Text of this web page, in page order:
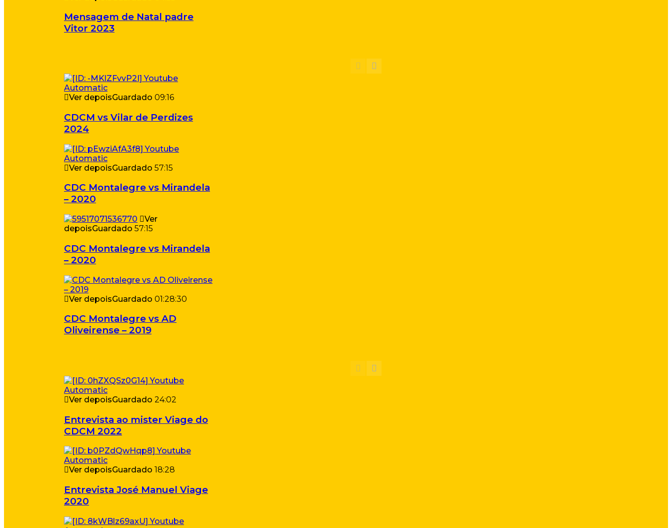
Mensagem de Natal padre
Vitor 2023
Ver depoisGuardado 09:16
CDCM vs Vilar de Perdizes
2024
Ver depoisGuardado 57:15
CDC Montalegre vs Mirandela
– 2020
Ver
depoisGuardado 57:15
CDC Montalegre vs Mirandela
– 2020
Ver depoisGuardado 01:28:30
CDC Montalegre vs AD
Oliveirense – 2019
Ver depoisGuardado 24:02
Entrevista ao mister Viage do
CDCM 2022
Ver depoisGuardado 18:28
Entrevista José Manuel Viage
2020